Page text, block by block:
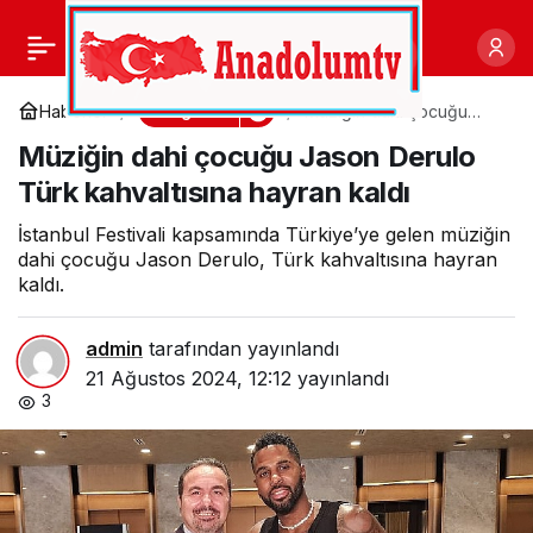
Haberler Magazin
Müziğin dahi çocuğu
kahvaltısına hayran kaldı
Müziğin dahi çocuğu Jason Derulo
Türk kahvaltısına hayran kaldı
İstanbul Festivali kapsamında Türkiye’ye gelen müziğin
dahi çocuğu Jason Derulo, Türk kahvaltısına hayran
kaldı.
admin tarafından yayınlandı
21 Ağustos 2024, 12:12 yayınlandı
3
Melisa Özmen kendi
markası ve orijinal
ürünleriyle çok iddialı
Paylaş